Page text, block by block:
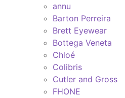
annu
Barton Perreira
Brett Eyewear
Bottega Veneta
Chloé
Colibris
Cutler and Gross
FHONE